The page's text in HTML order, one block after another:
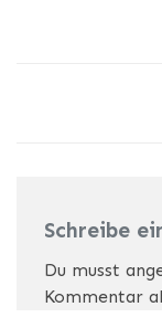
Schreibe
Du musst
Kommentar